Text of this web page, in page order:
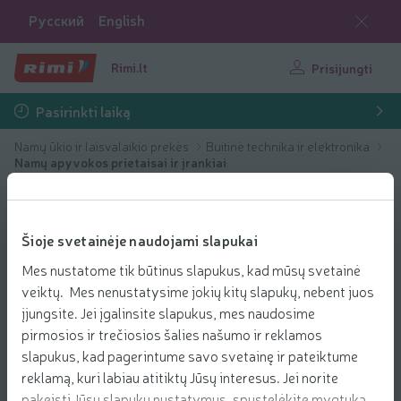
Šioje svetainėje naudojami slapukai
Mes nustatome tik būtinus slapukus, kad mūsų svetainė
veiktų. Mes nenustatysime jokių kitų slapukų, nebent juos
įjungsite. Jei įgalinsite slapukus, mes naudosime
pirmosios ir trečiosios šalies našumo ir reklamos
slapukus, kad pagerintume savo svetainę ir pateiktume
reklamą, kuri labiau atitiktų Jūsų interesus. Jei norite
Русский English
Rimi.lt Prisijungti
Pasirinkti laiką
Namų ūkio ir laisvalaikio prekės
Buitinė technika ir elektronika
Namų apyvokos prietaisai ir įrankiai